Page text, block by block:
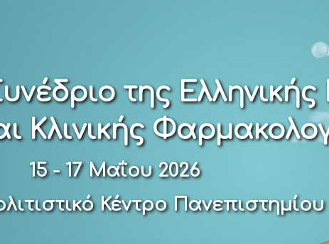
της Ελληνικής
Κλινικής
15 - 17 Μαΐου 2026
Κέντρο